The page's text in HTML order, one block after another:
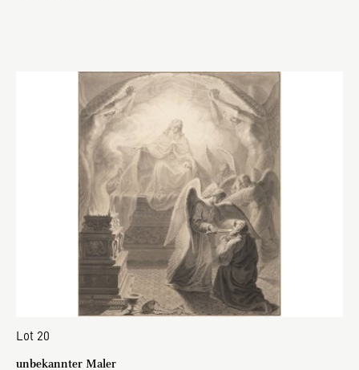
Lot 20
unbekannter Maler